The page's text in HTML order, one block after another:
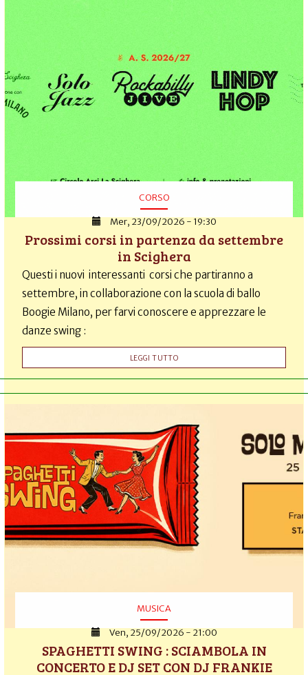
CORSO
Mer, 23/09/2026 - 19:30
Prossimi corsi in partenza da settembre
in Scighera
Questi i nuovi interessanti corsi che partiranno a
settembre, in collaborazione con la scuola di ballo
Boogie Milano, per farvi conoscere e apprezzare le
danze swing :
LEGGI TUTTO
MUSICA
Ven, 25/09/2026 - 21:00
SPAGHETTI SWING : SCIAMBOLA IN
CONCERTO E DJ SET CON DJ FRANKIE